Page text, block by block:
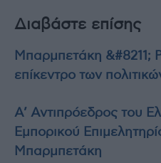
Διαβάστε επίσης
Μπαρμπετάκη &#8211;
επίκεντρο των
Α’ Αντιπρόεδρος του
Εμπορικού
Μπαρμπετάκη